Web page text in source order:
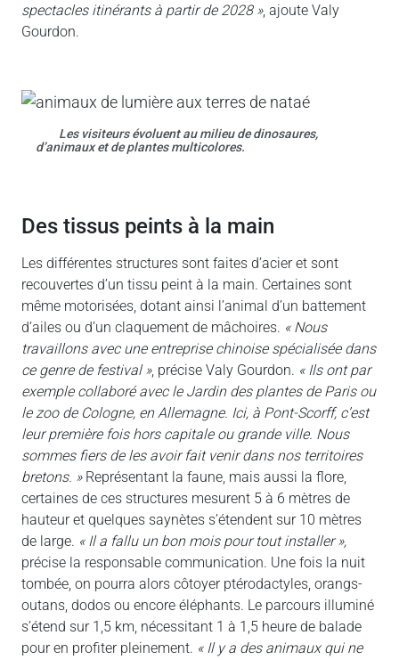
spectacles itinérants à partir de 2028 », ajoute Valy
Gourdon.
Les visiteurs évoluent au milieu de dinosaures,
d’animaux et de plantes multicolores.
des tissus peints à la main
Les différentes structures sont faites d’acier et sont
recouvertes d’un tissu peint à la main. Certaines sont
même motorisées, dotant ainsi l’animal d’un battement
d’ailes ou d’un claquement de mâchoires. « Nous
travaillons avec une entreprise chinoise spécialisée dans
ce genre de festival », précise Valy Gourdon. « Ils ont par
exemple collaboré avec le Jardin des plantes de Paris ou
le zoo de Cologne, en Allemagne. Ici, à Pont-Scorff, c’est
leur première fois hors capitale ou grande ville. Nous
sommes fiers de les avoir fait venir dans nos territoires
bretons. »Représentant la faune, mais aussi la flore,
certaines de ces structures mesurent 5 à 6 mètres de
hauteur et quelques saynètes s’étendent sur 10 mètres
de large. « Il a fallu un bon mois pour tout installer »,
précise la responsable communication. Une fois la nuit
tombée, on pourra alors côtoyer ptérodactyles, orangs-
outans, dodos ou encore éléphants. Le parcours illuminé
s’étend sur 1,5 km, nécessitant 1 à 1,5 heure de balade
pour en profiter pleinement. « Il y a des animaux qui ne